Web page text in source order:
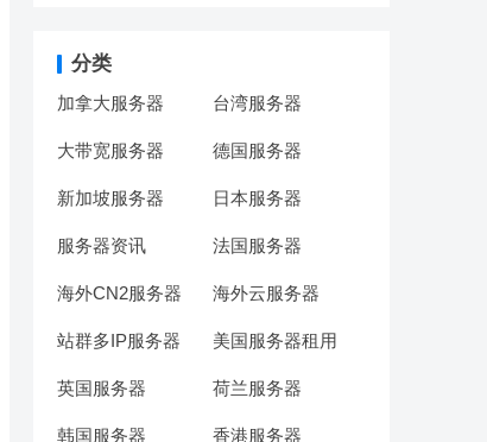
分类
加拿大服务器 台湾服务器
大带宽服务器 德国服务器
新加坡服务器 日本服务器
服务器资讯 法国服务器
海外CN2服务器 海外云服务器
站群多IP服务器 美国服务器租用
英国服务器 荷兰服务器
韩国服务器 香港服务器